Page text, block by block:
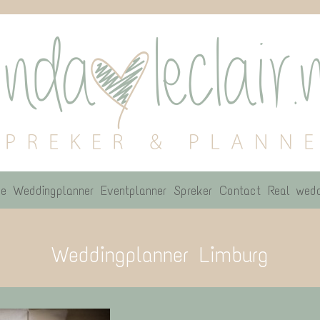
Weddingplanner Eventplanner Spreker Contact Real
Weddingplanner Limburg